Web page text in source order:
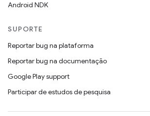
Android NDK
SUPORTE
Reportar bug na plataforma
Reportar bug na documentação
Google Play support
Participar de estudos de pesquisa